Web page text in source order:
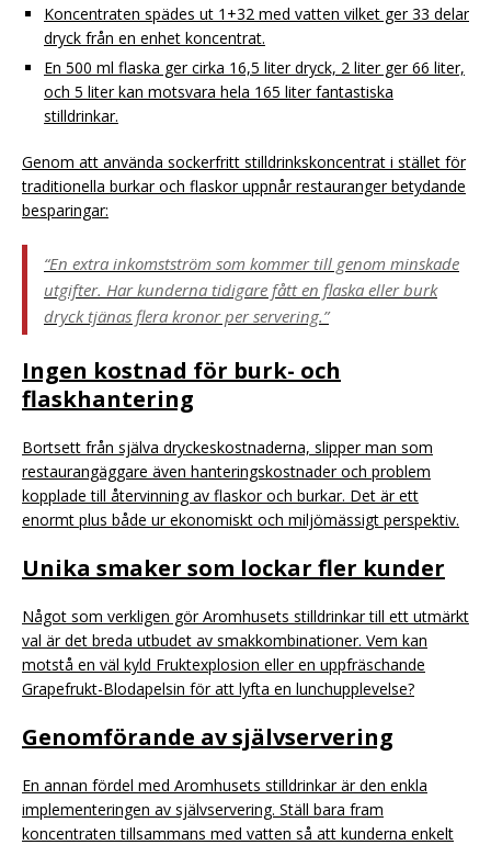
Koncentraten spädes ut 1+32 med vatten vilket ger 33 delar
dryck från en enhet koncentrat.
En 500 ml flaska ger cirka 16,5 liter dryck, 2 liter ger 66 liter,
och 5 liter kan motsvara hela 165 liter fantastiska
stilldrinkar.
Genom att använda sockerfritt stilldrinkskoncentrat i stället för
traditionella burkar och flaskor uppnår restauranger betydande
besparingar:
“En extra inkomstström som kommer till genom minskade
utgifter. Har kunderna tidigare fått en flaska eller burk
dryck tjänas flera kronor per servering.”
Ingen kostnad för burk- och
flaskhantering
Bortsett från själva dryckeskostnaderna, slipper man som
restaurangäggare även hanteringskostnader och problem
kopplade till återvinning av flaskor och burkar. Det är ett
enormt plus både ur ekonomiskt och miljömässigt perspektiv.
Unika smaker som lockar fler kunder
Något som verkligen gör Aromhusets stilldrinkar till ett utmärkt
val är det breda utbudet av smakkombinationer. Vem kan
motstå en väl kyld Fruktexplosion eller en uppfräschande
Grapefrukt-Blodapelsin för att lyfta en lunchupplevelse?
Genomförande av självservering
En annan fördel med Aromhusets stilldrinkar är den enkla
implementeringen av självservering. Ställ bara fram
koncentraten tillsammans med vatten så att kunderna enkelt